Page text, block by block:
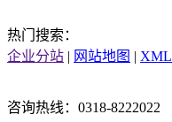
热门搜索：
企业分站 | 网站地图 | XML
咨询热线：0318-8222022